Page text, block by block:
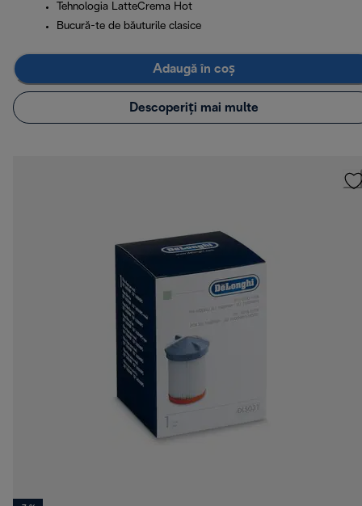
Tehnologia LatteCrema Hot
Bucură-te de băuturile clasice
Adaugă în coș
Descoperiți mai multe